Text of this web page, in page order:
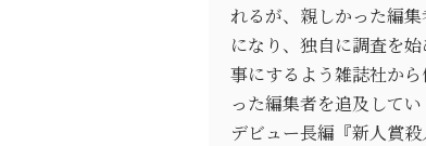
れるが、親しかった編
になり、独自に調査を
事にするよう雑誌社か
った編集者を追及して
デビュー長編『新人賞